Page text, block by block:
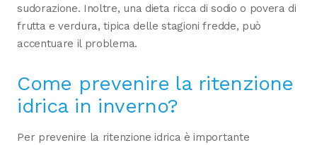
sudorazione. Inoltre, una dieta ricca di sodio o povera di
frutta e verdura, tipica delle stagioni fredde, può
accentuare il problema.
Come prevenire la ritenzione
idrica in inverno?
Per prevenire la ritenzione idrica è importante